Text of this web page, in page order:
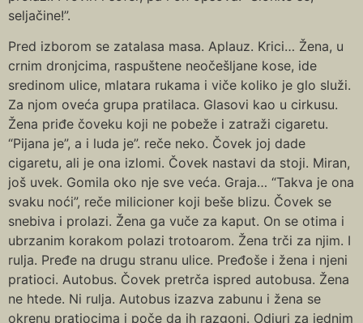
seljačine!”.
Pred izborom se zatalasa masa. Aplauz. Krici… Žena, u
crnim dronjcima, raspuštene neočešljane kose, ide
sredinom ulice, mlatara rukama i viče koliko je glo služi.
Za njom oveća grupa pratilaca. Glasovi kao u cirkusu.
Žena priđe čoveku koji ne pobeže i zatraži cigaretu.
“Pijana je”, a i luda je”. reče neko. Čovek joj dade
cigaretu, ali je ona izlomi. Čovek nastavi da stoji. Miran,
još uvek. Gomila oko nje sve veća. Graja… “Takva je ona
svaku noći”, reče milicioner koji beše blizu. Čovek se
snebiva i prolazi. Žena ga vuče za kaput. On se otima i
ubrzanim korakom polazi trotoarom. Žena trči za njim. I
rulja. Pređe na drugu stranu ulice. Pređoše i žena i njeni
pratioci. Autobus. Čovek pretrča ispred autobusa. Žena
ne htede. Ni rulja. Autobus izazva zabunu i žena se
okrenu pratiocima i poče da ih razgoni. Odjuri za jednim